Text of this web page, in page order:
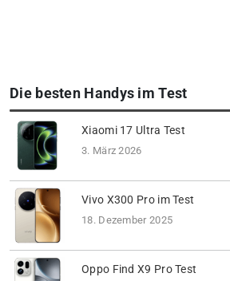
Die besten Handys im Test
Xiaomi 17 Ultra Test
3. März 2026
Vivo X300 Pro im Test
18. Dezember 2025
Oppo Find X9 Pro Test